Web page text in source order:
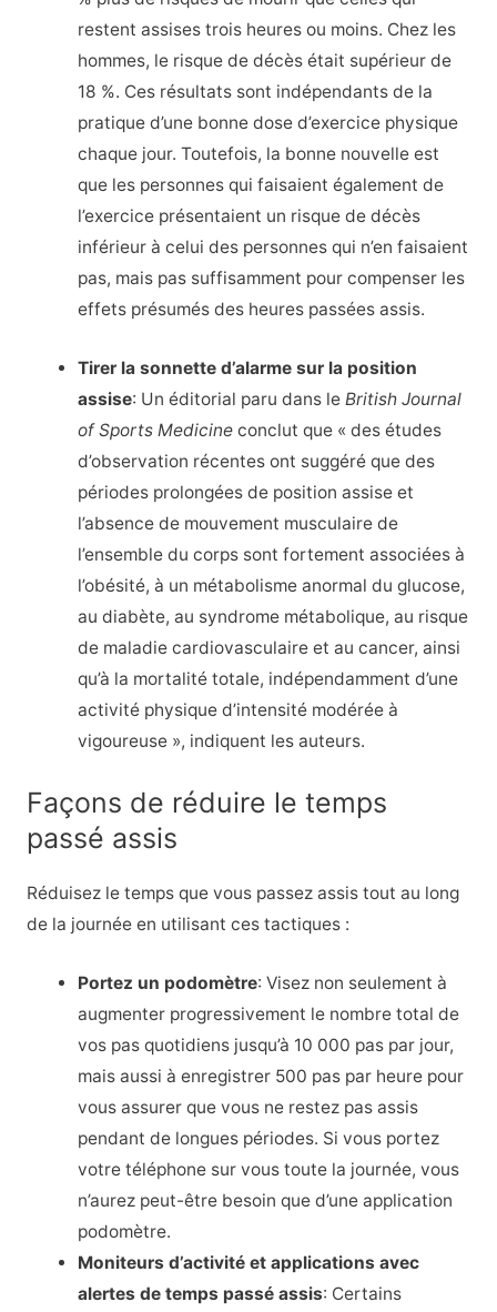
restent assises trois heures ou moins. Chez les
hommes, le risque de décès était supérieur de
18 %. Ces résultats sont indépendants de la
pratique d’une bonne dose d’exercice physique
chaque jour. Toutefois, la bonne nouvelle est
que les personnes qui faisaient également de
l’exercice présentaient un risque de décès
inférieur à celui des personnes qui n’en faisaient
pas, mais pas suffisamment pour compenser les
effets présumés des heures passées assis.
Tirer la sonnette d’alarme sur la position
assise: Un éditorial paru dans leBritish Journal
of Sports Medicine conclut que « des études
d’observation récentes ont suggéré que des
périodes prolongées de position assise et
l’absence de mouvement musculaire de
l’ensemble du corps sont fortement associées à
l’obésité, à un métabolisme anormal du glucose,
au diabète, au syndrome métabolique, au risque
de maladie cardiovasculaire et au cancer, ainsi
qu’à la mortalité totale, indépendamment d’une
activité physique d’intensité modérée à
vigoureuse », indiquent les auteurs.
Façons de réduire le temps
passé assis
Réduisez le temps que vous passez assis tout au long
de la journée en utilisant ces tactiques :
Portez un podomètre: Visez non seulement à
augmenter progressivement le nombre total de
vos pas quotidiens jusqu’à 10 000 pas par jour,
mais aussi à enregistrer 500 pas par heure pour
vous assurer que vous ne restez pas assis
pendant de longues périodes. Si vous portez
votre téléphone sur vous toute la journée, vous
n’aurez peut-être besoin que d’une application
podomètre.
Moniteurs d’activité et applications avec
alertes de temps passé assis: Certains